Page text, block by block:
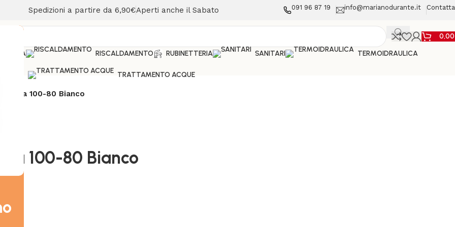
Spedizioni a partire da 6,90€Aperti anche il Sabato 091 96 87 19 info@marianodurante.it
RISCALDAMENTO RUBINETTERIA SANITARI TERMOIDRAULICA
TRATTAMENTO ACQUE
Sa 100-80 Bianco
100-80 Bianco